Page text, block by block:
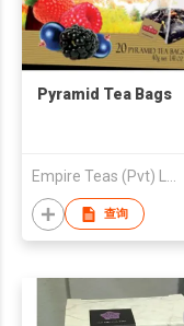
Pyramid Tea Bags
Empire Teas (Pvt) Ltd
查询